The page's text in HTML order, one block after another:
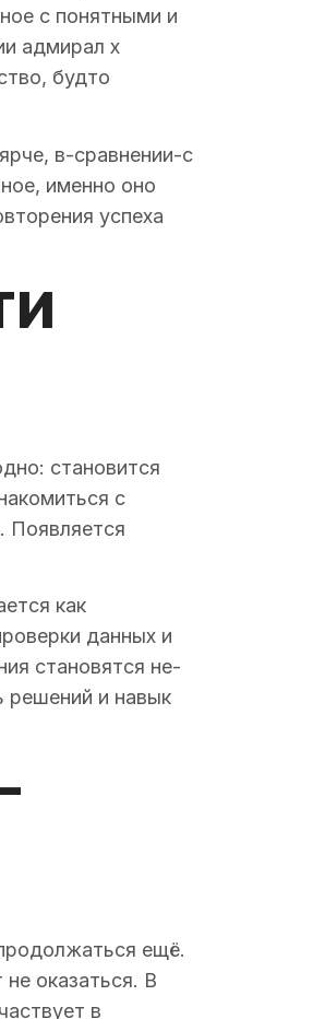
с понятными и
адмирал х
будто
в-сравнении-с
именно оно
успеха
становится
с
Появляется
как
данных и
становятся не-
решений и навык
ещё.
оказаться. В
в